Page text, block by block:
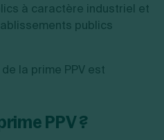
à caractère industriel et
publics
la prime PPV est
PPV ?